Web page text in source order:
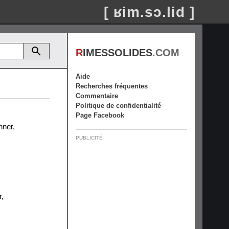
[ ʁim.sɔ.lid ]
,
,
RIMESSOLIDES.COM
Aide
Recherches fréquentes
Commentaire
Politique de confidentialité
Page Facebook
PUBLICITÉ